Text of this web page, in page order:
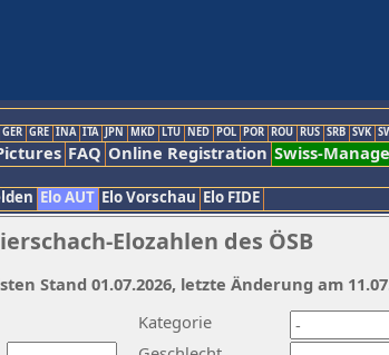
GER GRE INA ITA JPN MKD LTU NED POL POR ROU RUS SRB SVK
FAQ Online Registration Swiss-
Elo AUT Elo Vorschau Elo FIDE
Elozahlen des ÖSB
Kategorie
Stand 01.07.2026, letzte Änderung am